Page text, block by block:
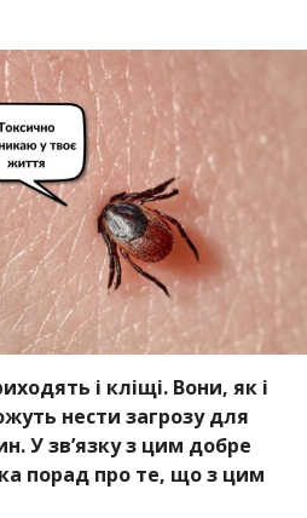
і кліщі. Вони, як і
нести загрозу для
У зв’язку з цим добре
порад про те, що з цим